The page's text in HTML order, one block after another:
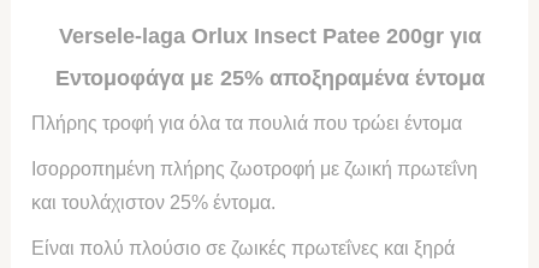
Versele-laga Orlux Insect Patee 200gr για
Εντομοφάγα με 25% αποξηραμένα έντομα
Πλήρης τροφή για όλα τα πουλιά που τρώει έντομα
Ισορροπημένη πλήρης ζωοτροφή με ζωική πρωτεΐνη
και τουλάχιστον 25% έντομα.
Είναι πολύ πλούσιο σε ζωικές πρωτεΐνες και ξηρά